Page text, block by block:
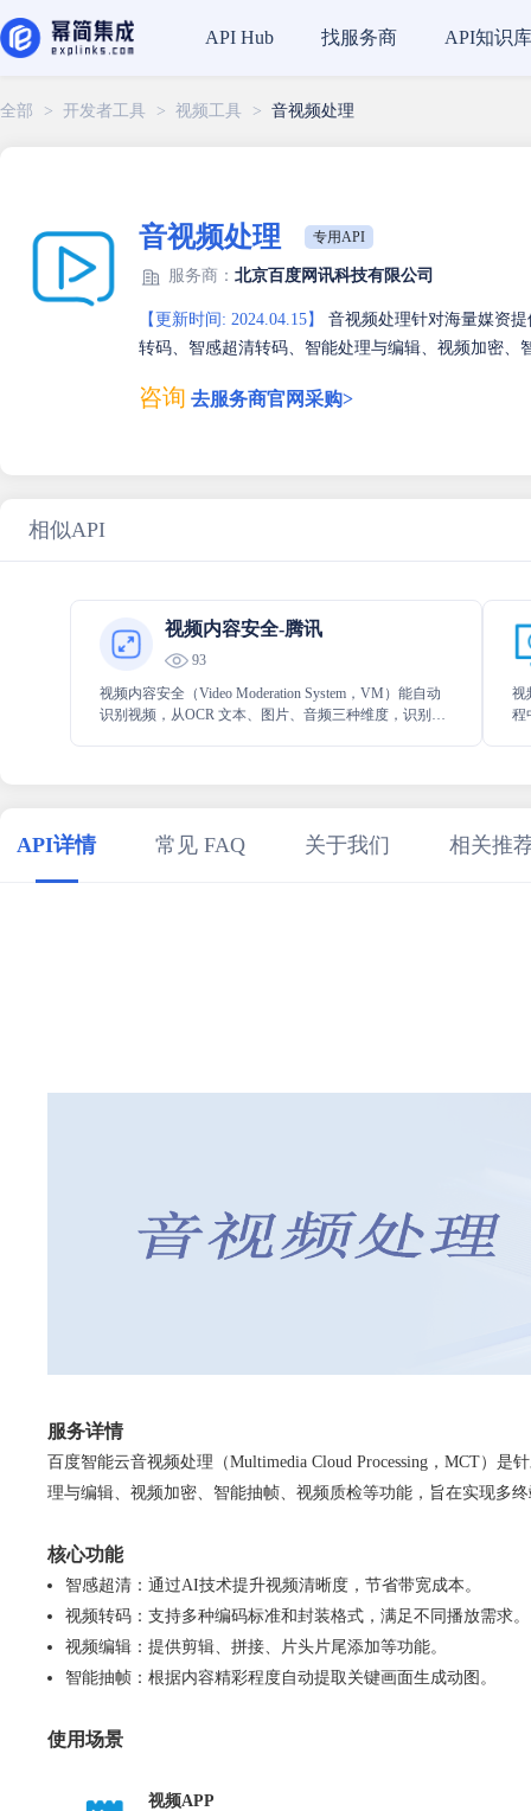
API Hub 找服务商 API知识库
全部 > 开发者工具 > 视频工具 > 音视频处理
音视频处理 专用API
服务商： 北京百度网讯科技有限公司
【更新时间: 2024.04.15】
音视频处理针对海量媒资
转码、智感超清转码、智能处理与编辑、视频加密
咨询 去服务商官网采购>
相似API
视频内容安全-腾讯
93
视频内容安全（Video Moderation System，VM）能自动
识别视频，从OCR 文本、图片、音频三种维度，识别并
视
程
API详情 常见 FAQ 关于我们 相关推
服务详情
百度智能云音视频处理（Multimedia Cloud Processing，MCT）
理与编辑、视频加密、智能抽帧、视频质检等功能，旨在实现多
核心功能
智感超清：通过AI技术提升视频清晰度，节省带宽成本。
视频转码：支持多种编码标准和封装格式，满足不同播放需求。
视频编辑：提供剪辑、拼接、片头片尾添加等功能。
智能抽帧：根据内容精彩程度自动提取关键画面生成动图。
使用场景
视频APP